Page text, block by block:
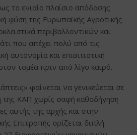
το ενιαίο πλαίσιο απόδοσης
φύση της Ευρωπαϊκής Αγροτικής
περιβαλλοντικών και
που απέχει πολύ από τις
αυτονομία και επισιτιστική
τομέα πριν από λίγο καιρό.
φαίνεται να γενικεύεται σε
της ΚΑΠ χωρίς σαφή καθοδήγηση
αυτής της αρχής και στην
Επιτροπής ορίζεται διπλή